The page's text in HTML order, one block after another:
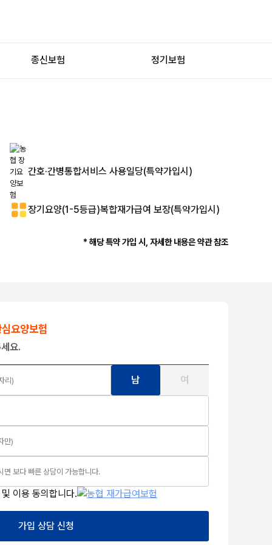
종신보험 정기보험
간호·간병통합서비스 사용일당(특약가입시)
장기요양(1-5등급)복합재가급여 보장(특약가입시)
* 해당 특약 가입 시, 자세한 내용은 약관 참조
보험료로
수 확대
요양보험
요.
남 여
이용 동의합니다.
가입 상담 신청